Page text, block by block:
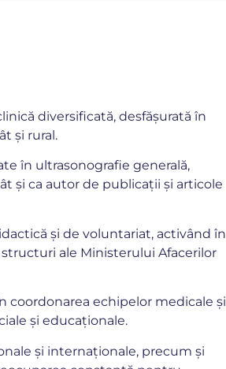
diversificată, desfășurată în
și rural.
în ultrasonografie generală,
și ca autor de publicații și articole
și de voluntariat, activând în
ale Ministerului Afacerilor
echipelor medicale și
și educaționale.
și internaționale, precum și